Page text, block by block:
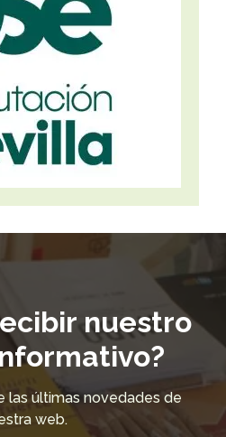
nuestro
las últimas novedades de
web.